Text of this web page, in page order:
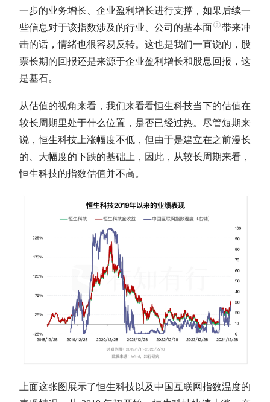
一步的业务增长、企业盈利增长进行支撑，如果后续一
些信息对于该指数涉及的行业、公司的基本面
带来冲
击的话，情绪也很容易反转。这也是我们一直说的，股
票长期的回报还是来源于企业盈利增长和股息回报，这
是基石。
从估值的视角来看，我们来看看恒生科技当下的估值在
较长周期里处于什么位置，是否已经过热。尽管短期来
说，恒生科技上涨幅度不低，但由于是建立在之前漫长
的、大幅度的下跌的基础上，因此，从较长周期来看，
恒生科技的指数估值并不高。
上面这张图展示了恒生科技以及中国互联网指数温度的